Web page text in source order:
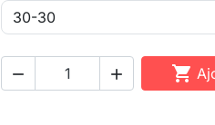
  